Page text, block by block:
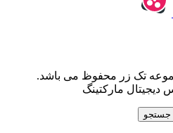
تک زر محفوظ می باشد.
دیجیتال مارکتینگ
جستجو